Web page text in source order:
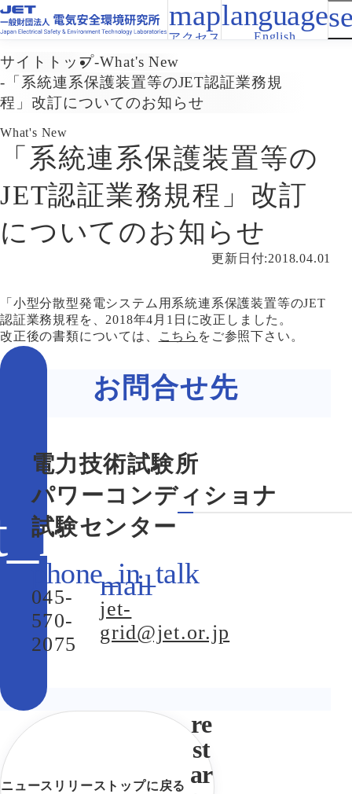
アクセス English
サイトトップ What's New
「系統連系保護装置等のJET認証業務規
程」改訂についてのお知らせ
What's New
「系統連系保護装置等の
JET認証業務規程」改訂
についてのお知らせ
更新日付:2018.04.01
「小型分散型発電システム用系統連系保護装置等のJET
認証業務規程を、2018年4月1日に改正しました。
改正後の書類については、
こちら をご参照下さい。
お問合せ先
電力技術試験所
パワーコンディショナ
試験センター
045-
570-
2075
jet-
grid@jet.or.jp
ニュースリリーストップに戻る